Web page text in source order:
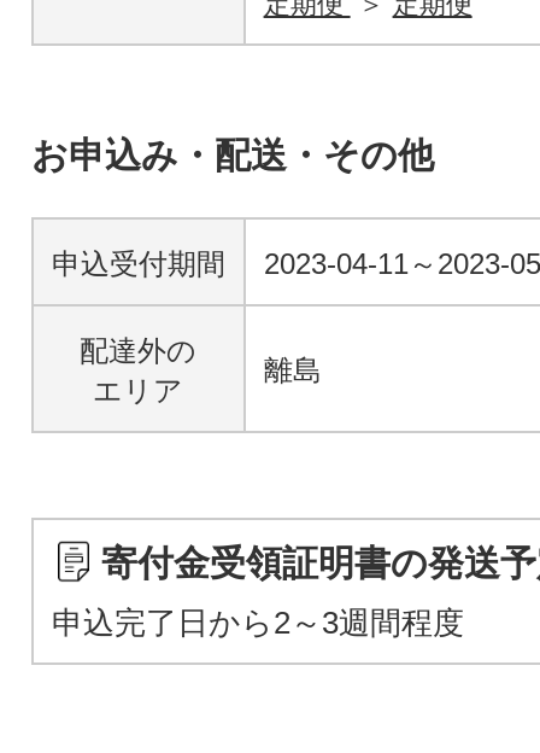
お申込み・配送・その他
申込受付期間 2023-04-11～2023-
配達外の
エリア
離島
寄付金受領証明書の発送
申込完了日から2～3週間程度